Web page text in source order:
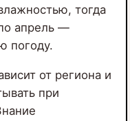
тогда
апрель —
погоду.
от региона и
при